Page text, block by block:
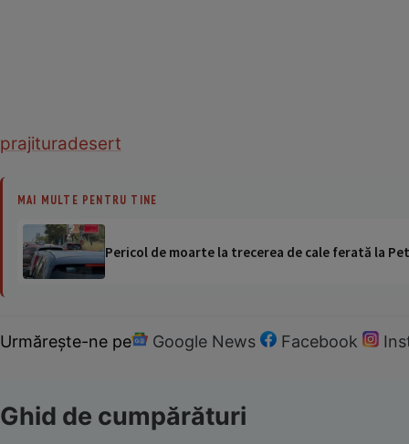
prajituradesert
MAI MULTE PENTRU TINE
Pericol de moarte la trecerea de cale ferată la
Urmărește-ne pe Google News Facebook
Ghid de cumpărături